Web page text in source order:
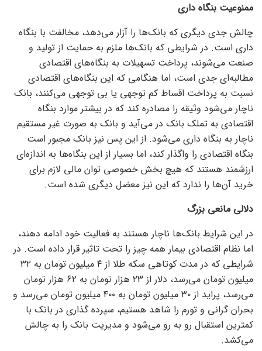
ممنوعیت بنگاه داری
چالش جدی دیگری که بانک‌ها را آزار می‌دهد، مخالفت با بنگاه
داری است. در شرایطی که بانک‌ها ملزم به حمایت از تولید و
صنعت می‌شوند، پرداخت تسهیلات به بنگاه‌های اقتصادی
مطالبه‌ای جدی است، اما هنگامی که این بنگاه‌های اقتصادی
نسبت به پرداخت اقساط کم توجهی یا بی توجهی می‌کنند، بانک
ناچار می‌شود وثیقه را مصادره کند که در بیشتر موارد بنگاه
اقتصادی به تملک بانک در می‌آید و بانک به صورت غیر مستقیم
ناچار به بنگاه داری می‌شود. از این پس نیز بانک مجبور است
بنگاه اقتصادی را واگذار کند، اما بسیار از این بنگاه‌ها به اندازه‌ای
ارزشمند هستند که هیچ بخش خصوصی توان مالی لازم برای
خرید آن‌ها را ندارد که این نیز معضل دیگری شده است.
دلالی مانعی بزرگ
در این شرایط بانک‌ها ناچار هستند به فعالیت خود ادامه دهند،
اما نظام اقتصادی بیمار همه چیز را تحت تاثیر قرار داده است. در
شرایطی که در مدت کوتاهی سکه طلا از ۴ میلیون تومان به ۳۲
میلیون تومان می‌رسد، دلار از ۲۳ هزار تومان به ۶۲ هزار تومان
می‌رسد، پراید از ۳۰ میلیون تومان به ۴۰۰ میلیون تومان می‌رسد و
بحران گرانی و تورم را شاهد هستیم، سپرده گذاری در بانک با
کمترین استقبال رو به رو می‌شود و مدیریت بانک را به چالش
می‌کشد.